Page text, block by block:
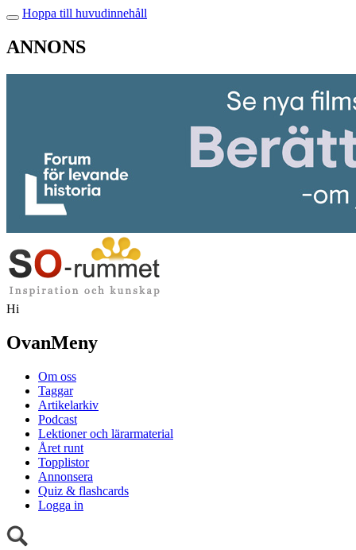
Hoppa till huvudinnehåll
ANNONS
Hi
OvanMeny
Om oss
Taggar
Artikelarkiv
Podcast
Lektioner och lärarmaterial
Året runt
Topplistor
Annonsera
Quiz & flashcards
Logga in